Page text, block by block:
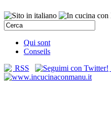
Qui sont
Conseils
RSS